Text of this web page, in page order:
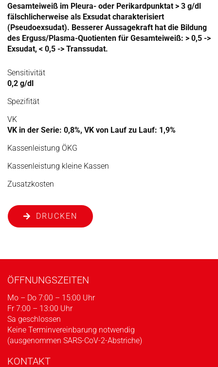
Gesamteiweiß im Pleura- oder Perikardpunktat > 3 g/dl
fälschlicherweise als Exsudat charakterisiert
(Pseudoexsudat). Besserer Aussagekraft hat die Bildung
des Erguss/Plasma-Quotienten für Gesamteiweiß: > 0,5 ->
Exsudat, < 0,5 -> Transsudat.
Sensitivität
0,2 g/dl
Spezifität
VK
VK in der Serie: 0,8%, VK von Lauf zu Lauf: 1,9%
Kassenleistung ÖKG
Kassenleistung kleine Kassen
Zusatzkosten
DRUCKEN
ÖFFNUNGSZEITEN
Mo – Do 7:00 – 15:00 Uhr
Fr 7:00 – 13:00 Uhr
Sa geschlossen
Keine Terminvereinbarung notwendig
(ausgenommen SARS-CoV-2-Abstriche)
KONTAKT